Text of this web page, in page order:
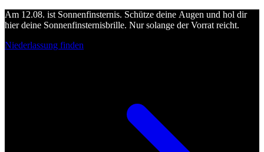
Am 12.08. ist Sonnenfinsternis. Schütze deine Augen und hol dir
hier deine Sonnenfinsternisbrille. Nur solange der Vorrat reicht.
Niederlassung finden